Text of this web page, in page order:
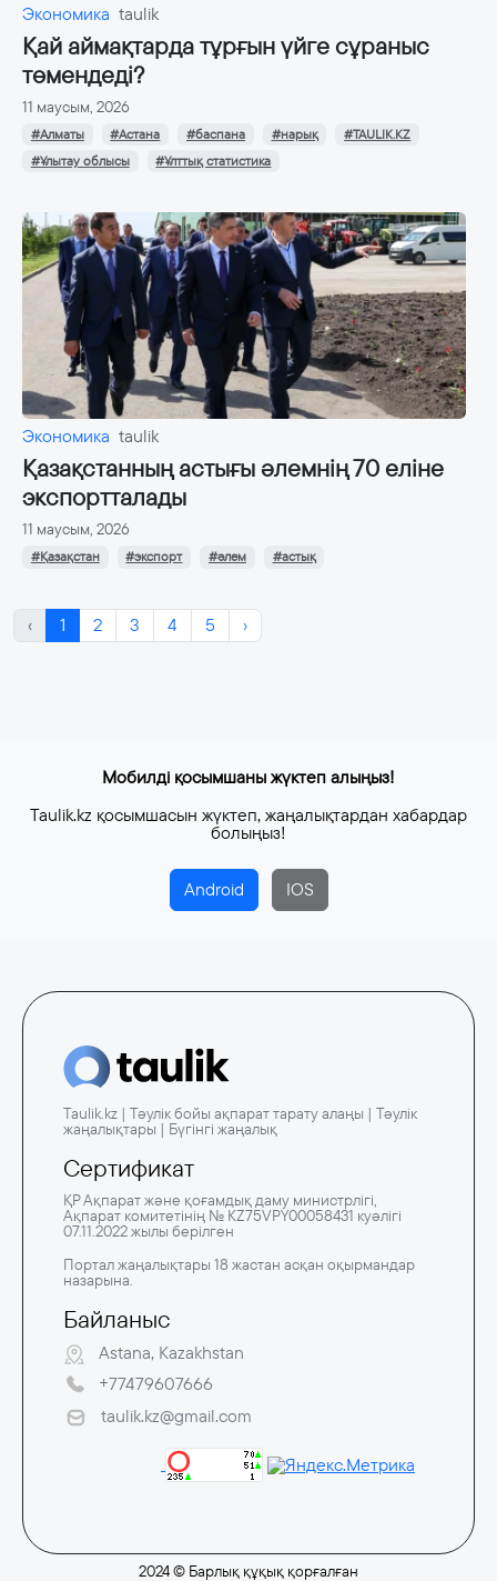
Экономика taulik
Қай аймақтарда тұрғын үйге сұраныс
төмендеді?
11 маусым, 2026
#Алматы #Астана #баспана #нарық
#TAULIK.KZ
#Ұлытау облысы
#Ұлттық статистика
Экономика taulik
Қазақстанның астығы әлемнің 70 еліне
экспортталады
11 маусым, 2026
#Қазақстан #экспорт #әлем #астық
‹ 1 2 3 4 5 ›
Мобилді қосымшаны жүктеп алыңыз!
Taulik.kz қосымшасын жүктеп, жаңалықтардан хабардар
болыңыз!
Android IOS
Taulik.kz | Тәулік бойы ақпарат тарату алаңы | Тәулік
жаңалықтары | Бүгінгі жаңалық
Сертификат
ҚР Ақпарат және қоғамдық даму министрлігі,
Ақпарат комитетінің № KZ75VPY00058431 куәлігі
07.11.2022 жылы берілген
Портал жаңалықтары 18 жастан асқан оқырмандар
назарына.
Байланыс
Astana, Kazakhstan
+77479607666
taulik.kz@gmail.com
2024 © Барлық құқық қорғалған